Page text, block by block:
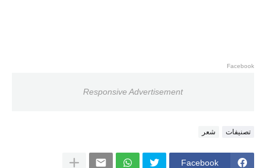
Facebook
Responsive Advertisement
تصنيفات شعر
Facebook